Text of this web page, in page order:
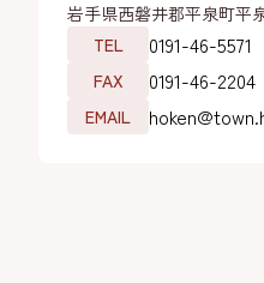
岩手県西磐井郡平泉町平
TEL
0191-46-5571
FAX 0191-46-2204
EMAIL